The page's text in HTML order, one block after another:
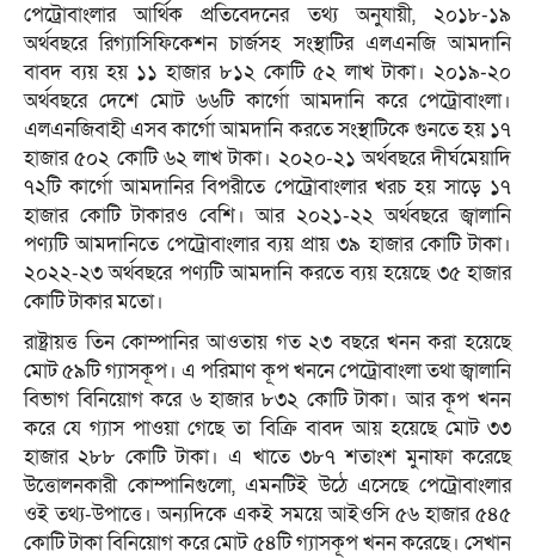
পেট্রোবাংলার আর্থিক প্রতিবেদনের তথ্য অনুযায়ী, ২০১৮-১৯
অর্থবছরে রিগ্যাসিফিকেশন চার্জসহ সংস্থাটির এলএনজি আমদানি
বাবদ ব্যয় হয় ১১ হাজার ৮১২ কোটি ৫২ লাখ টাকা। ২০১৯-২০
অর্থবছরে দেশে মোট ৬৬টি কার্গো আমদানি করে পেট্রোবাংলা।
এলএনজিবাহী এসব কার্গো আমদানি করতে সংস্থাটিকে গুনতে হয় ১৭
হাজার ৫০২ কোটি ৬২ লাখ টাকা। ২০২০-২১ অর্থবছরে দীর্ঘমেয়াদি
৭২টি কার্গো আমদানির বিপরীতে পেট্রোবাংলার খরচ হয় সাড়ে ১৭
হাজার কোটি টাকারও বেশি। আর ২০২১-২২ অর্থবছরে জ্বালানি
পণ্যটি আমদানিতে পেট্রোবাংলার ব্যয় প্রায় ৩৯ হাজার কোটি টাকা।
২০২২-২৩ অর্থবছরে পণ্যটি আমদানি করতে ব্যয় হয়েছে ৩৫ হাজার
কোটি টাকার মতো।
রাষ্ট্রায়ত্ত তিন কোম্পানির আওতায় গত ২৩ বছরে খনন করা হয়েছে
মোট ৫৯টি গ্যাসকূপ। এ পরিমাণ কূপ খননে পেট্রোবাংলা তথা জ্বালানি
বিভাগ বিনিয়োগ করে ৬ হাজার ৮৩২ কোটি টাকা। আর কূপ খনন
করে যে গ্যাস পাওয়া গেছে তা বিক্রি বাবদ আয় হয়েছে মোট ৩৩
হাজার ২৮৮ কোটি টাকা। এ খাতে ৩৮৭ শতাংশ মুনাফা করেছে
উত্তোলনকারী কোম্পানিগুলো, এমনটিই উঠে এসেছে পেট্রোবাংলার
ওই তথ্য-উপাত্তে। অন্যদিকে একই সময়ে আইওসি ৫৬ হাজার ৫৪৫
কোটি টাকা বিনিয়োগ করে মোট ৫৪টি গ্যাসকূপ খনন করেছে। সেখান